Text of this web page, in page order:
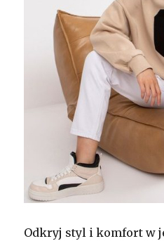
Odkryj styl i komfort w